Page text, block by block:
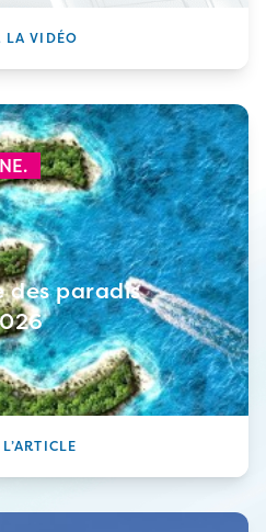
LA VIDÉO
des paradis